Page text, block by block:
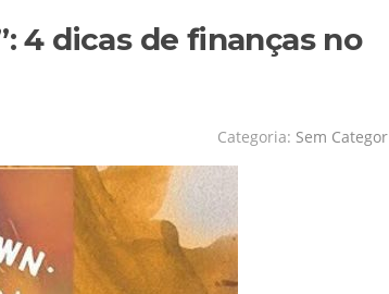
4 dicas de finanças no
Categoria: Sem